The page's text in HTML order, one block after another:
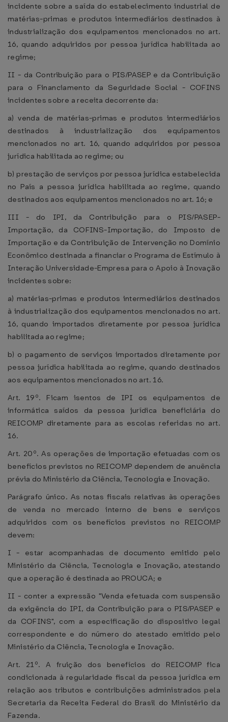
incidente sobre a saída do estabelecimento industrial de
matérias-primas e produtos intermediários destinados à
industrialização dos equipamentos mencionados no art.
16, quando adquiridos por pessoa jurídica habilitada ao
regime;
II - da Contribuição para o PIS/PASEP e da Contribuição
para o Financiamento da Seguridade Social - COFINS
incidentes sobre a receita decorrente da:
a) venda de matérias-primas e produtos intermediários
destinados à industrialização dos equipamentos
mencionados no art. 16, quando adquiridos por pessoa
jurídica habilitada ao regime; ou
b) prestação de serviços por pessoa jurídica estabelecida
no País a pessoa jurídica habilitada ao regime, quando
destinados aos equipamentos mencionados no art. 16; e
III - do IPI, da Contribuição para o PIS/PASEP-
Importação, da COFINS-Importação, do Imposto de
Importação e da Contribuição de Intervenção no Domínio
Econômico destinada a financiar o Programa de Estímulo à
Interação Universidade-Empresa para o Apoio à Inovação
incidentes sobre:
a) matérias-primas e produtos intermediários destinados
à industrialização dos equipamentos mencionados no art.
16, quando importados diretamente por pessoa jurídica
habilitada ao regime;
b) o pagamento de serviços importados diretamente por
pessoa jurídica habilitada ao regime, quando destinados
aos equipamentos mencionados no art. 16.
Art. 19º. Ficam isentos de IPI os equipamentos de
informática saídos da pessoa jurídica beneficiária do
REICOMP diretamente para as escolas referidas no art.
16.
Art. 20º. As operações de importação efetuadas com os
benefícios previstos no REICOMP dependem de anuência
prévia do Ministério da Ciência, Tecnologia e Inovação.
Parágrafo único. As notas fiscais relativas às operações
de venda no mercado interno de bens e serviços
adquiridos com os benefícios previstos no REICOMP
devem:
I - estar acompanhadas de documento emitido pelo
Ministério da Ciência, Tecnologia e Inovação, atestando
que a operação é destinada ao PROUCA; e
II - conter a expressão "Venda efetuada com suspensão
da exigência do IPI, da Contribuição para o PIS/PASEP e
da COFINS", com a especificação do dispositivo legal
correspondente e do número do atestado emitido pelo
Ministério da Ciência, Tecnologia e Inovação.
Art. 21º. A fruição dos benefícios do REICOMP fica
condicionada à regularidade fiscal da pessoa jurídica em
relação aos tributos e contribuições administrados pela
Secretaria da Receita Federal do Brasil do Ministério da
Fazenda.